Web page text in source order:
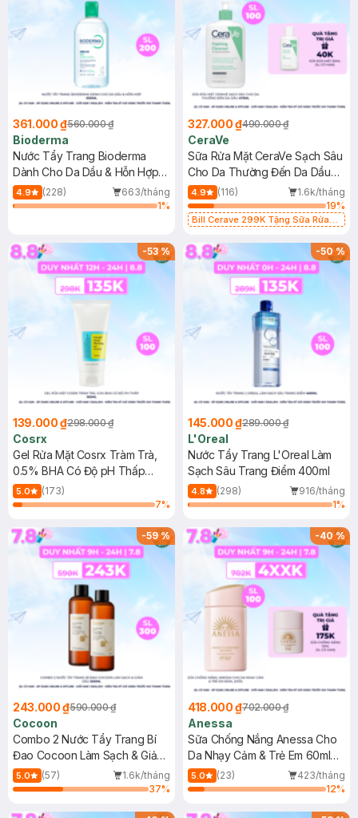
361.000 ₫560.000 ₫
Bioderma
Nước Tẩy Trang Bioderma
Dành Cho Da Dầu & Hỗn Hợp
500ml
4.9 (228)
663/tháng
1%
327.000 ₫490.000 ₫
CeraVe
Sữa Rửa Mặt CeraVe Sạch Sâu
Cho Da Thường Đến Da Dầu
473ml
4.9 (116)
1.6k/tháng
19%
Bill Cerave 299K Tặng Sữa Rửa
-53%
139.000 ₫298.000 ₫
Cosrx
Gel Rửa Mặt Cosrx Tràm Trà,
0.5% BHA Có Độ pH Thấp
150ml
5.0
(173)
7%
-50%
145.000 ₫289.000 ₫
L'Oreal
Nước Tẩy Trang L'Oreal Làm
Sạch Sâu Trang Điểm 400ml
4.8 (298)
916/tháng
1%
-59%
243.000 ₫590.000 ₫
Cocoon
Combo 2 Nước Tẩy Trang Bí
Đao Cocoon Làm Sạch & Giảm
Dầu 500ml
5.0 (57)
1.6k/tháng
37%
-40%
418.000 ₫702.000 ₫
Anessa
Sữa Chống Nắng Anessa Cho
Da Nhạy Cảm & Trẻ Em 60ml
(Mới)
5.0 (23)
423/tháng
12%